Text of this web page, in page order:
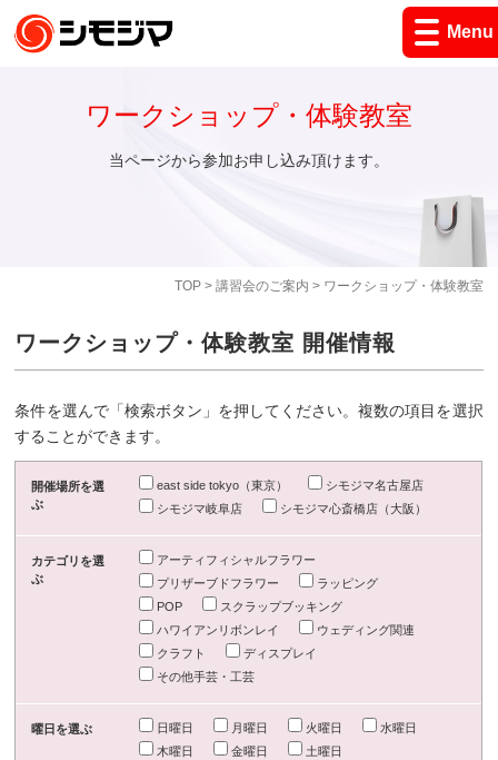
Menu
TOP> 講習会のご案内 > ワークショップ・体験教室
ワークショップ・体験教室
当ページから参加お申し込み頂けます。
ワークショップ・体験教室 開催情報
条件を選んで「検索ボタン」を押してください。複数の項目を選択
することができます。
開催場所を選
ぶ
east side tokyo（東京）
シモジマ名古屋店
シモジマ岐阜店
シモジマ心斎橋店（大阪）
カテゴリを選
ぶ
アーティフィシャルフラワー
プリザーブドフラワー
ラッピング
POP
スクラップブッキング
ハワイアンリボンレイ
ウェディング関連
クラフト
ディスプレイ
その他手芸・工芸
曜日を選ぶ 日曜日 月曜日 火曜日
水曜日
木曜日
金曜日 土曜日